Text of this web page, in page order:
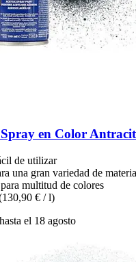
Spray en Color
de utilizar
una gran variedad de
multitud de colores
€ / l)
el 18 agosto